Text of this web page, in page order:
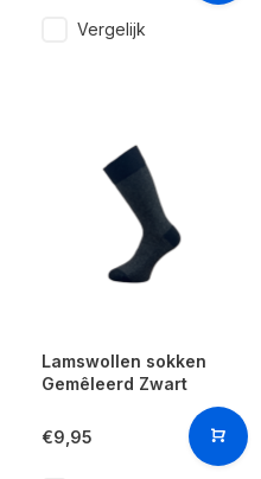
Vergelijk
Lamswollen sokken
Gemêleerd Zwart
€9,95